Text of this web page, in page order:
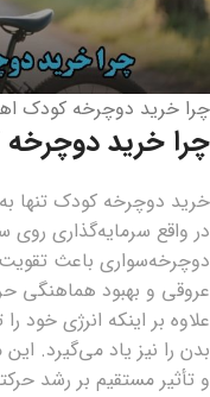
چرا خرید دوچرخه کودک
چرا خرید
خرید دوچرخه کودک تنها
در واقع سرمایه‌گذاری
دوچرخه‌سواری باعث تقویت
عروقی و بهبود هماهنگی
علاوه بر اینکه انرژی خود
بدن را نیز یاد می‌گیرد.
و تأثیر مستقیم بر رشد